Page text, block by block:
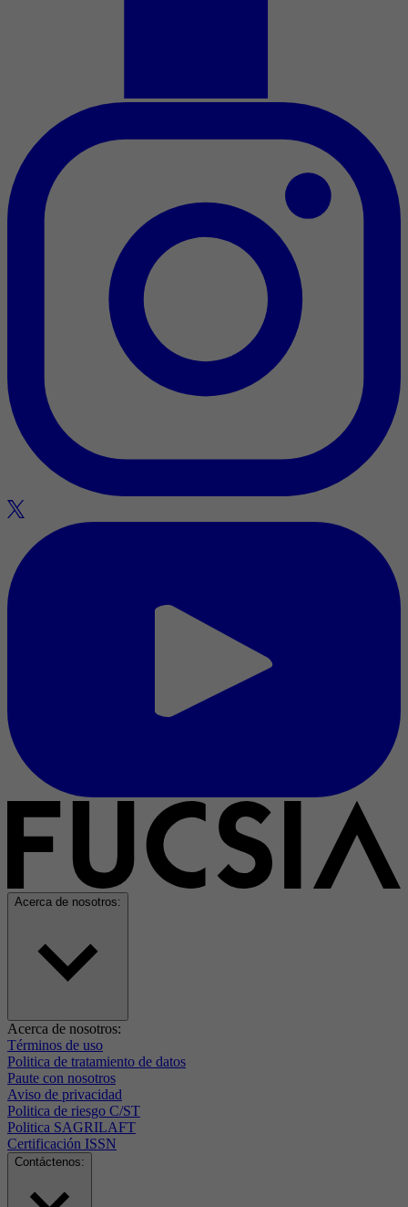
Acerca de nosotros:
Acerca de nosotros:
Términos de uso
Politica de tratamiento de datos
Paute con nosotros
Aviso de privacidad
Politica de riesgo C/ST
Politica SAGRILAFT
Certificación ISSN
Contáctenos: